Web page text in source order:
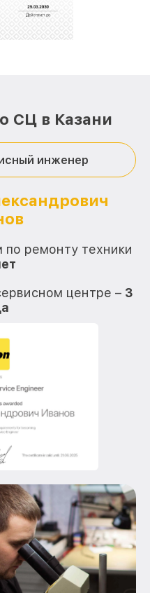
наш сервис еще
СЦ в Казани
инженер
ремонту техники
центре – 3